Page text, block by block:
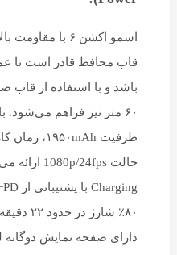
اسمو اکشن ۶ با
باشد و با استفاده از
۸۰٪ شارژ
دارای صفحه نمایش